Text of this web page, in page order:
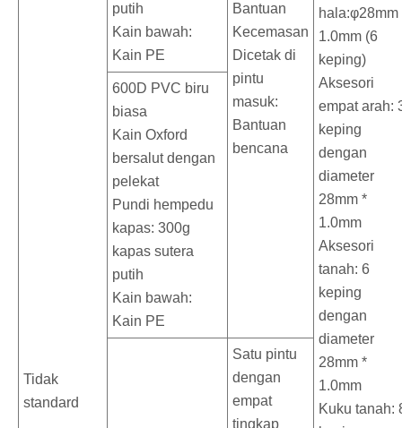
Bantuan
Kecemasan
Dicetak di
pintu
masuk:
Bantuan
bencana
hala:φ28mm
1.0mm (6
keping)
Aksesori
empat arah:
keping
dengan
diameter
28mm *
1.0mm
Aksesori
tanah: 6
keping
dengan
diameter
28mm *
1.0mm
Kuku tanah:
Tidak
standard
putih
Kain bawah:
Kain PE
600D PVC biru
biasa
Kain Oxford
bersalut dengan
pelekat
Pundi hempedu
kapas: 300g
kapas sutera
putih
Kain bawah:
Kain PE
Satu pintu
dengan
empat
tingkap